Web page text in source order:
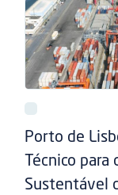
Porto de
Técnico
Sustentável